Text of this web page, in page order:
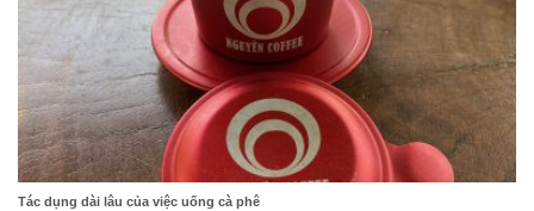
Tác dụng dài lâu của việc uống cà phê